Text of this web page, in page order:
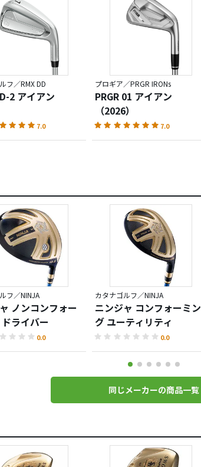
フ／RMX DD
2 アイアン
7.0
プロギア／PRGR IRONs
PRGR 01 アイアン
（2026）
7.0
フ／NINJA
ノンコンフォー
ライバー
0.0
カタナゴルフ／NINJA
ニンジャ コンフォーミン
グ ユーティリティ
0.0
同じメーカーの商品一覧